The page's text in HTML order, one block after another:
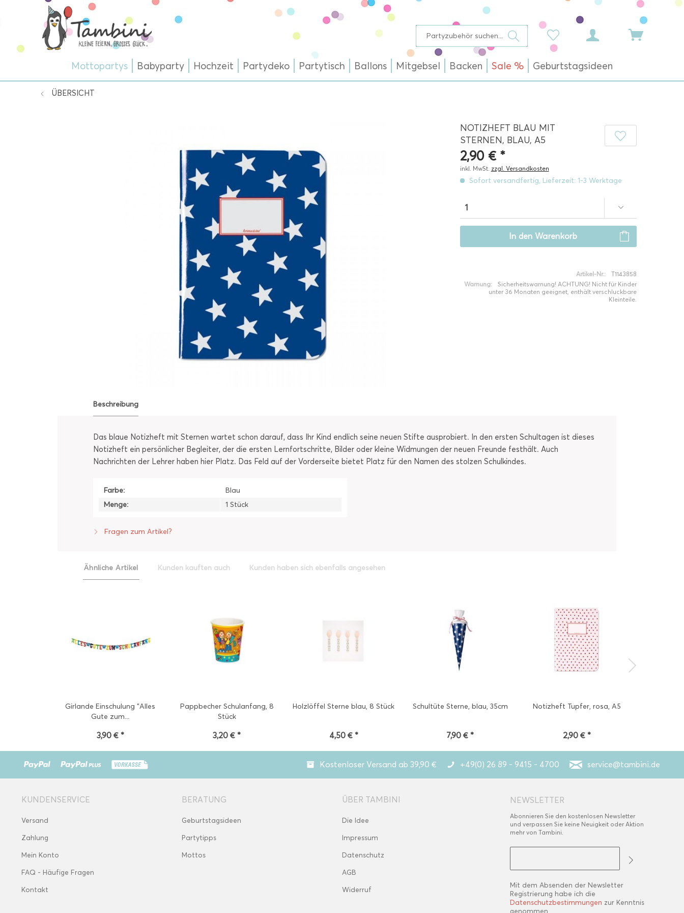
Mottopartys Babyparty Hochzeit Partydeko Partytisch Ballons Mitgebsel Backen Sale % Geburtstagsideen
ÜBERSICHT
NOTIZHEFT BLAU MIT
STERNEN, BLAU, A5
2,90 € *
inkl. MwSt. zzgl. Versandkosten
Sofort versandfertig, Lieferzeit: 1-3 Werktage
In den Warenkorb
Artikel-Nr.:
T1143858
Warnung:
Sicherheitswarnung! ACHTUNG! Nicht für Kinder
unter 36 Monaten geeignet, enthält verschluckbare
Kleinteile.
Beschreibung
Das blaue Notizheft mit Sternen wartet schon darauf, dass Ihr Kind endlich seine neuen Stifte ausprobiert. In den ersten Schultagen ist dieses
Notizheft ein persönlicher Begleiter, der die ersten Lernfortschritte, Bilder oder kleine Widmungen der neuen Freunde festhält. Auch
Nachrichten der Lehrer haben hier Platz. Das Feld auf der Vorderseite bietet Platz für den Namen des stolzen Schulkindes.
Farbe:
Blau
Menge:
1 Stück
Fragen zum Artikel?
Ähnliche Artikel Kunden kauften auch Kunden haben sich ebenfalls angesehen
Girlande Einschulung "Alles
Gute zum...
3,90 € *
Pappbecher Schulanfang, 8
Stück
3,20 € *
Holzlöffel Sterne blau, 8 Stück
4,50 € *
Schultüte Sterne, blau, 35cm
7,90 € *
Notizheft Tupfer, rosa, A5
2,90 € *
Kostenloser Versand ab 39,90 € +49(0) 26 89 - 9415 - 4700 service@tambini.de
KUNDENSERVICE
Versand
Zahlung
Mein Konto
FAQ - Häufige Fragen
Kontakt
BERATUNG
Geburtstagsideen
Partytipps
Mottos
ÜBER TAMBINI
Die Idee
Impressum
Datenschutz
AGB
Widerruf
NEWSLETTER
Abonnieren Sie den kostenlosen Newsletter
und verpassen Sie keine Neuigkeit oder Aktion
mehr von Tambini.
Mit dem Absenden der Newsletter
Registrierung habe ich die
Datenschutzbestimmungen zur Kenntnis
genommen